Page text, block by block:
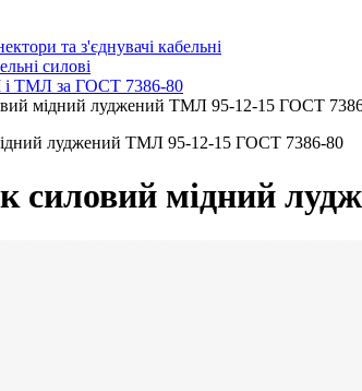
та з'єднувачі кабельні
силові
ТМЛ за ГОСТ 7386-80
мідний луджений ТМЛ 95-12-15 ГОСТ
луджений ТМЛ 95-12-15 ГОСТ 7386-80
силовий мідний